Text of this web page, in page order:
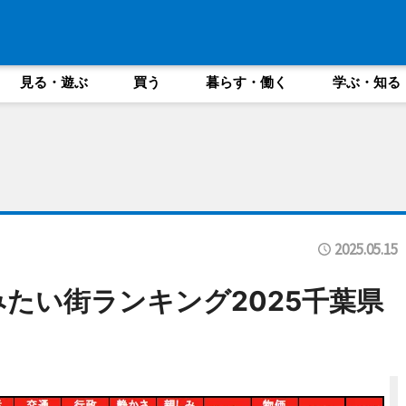
見る・遊ぶ 買う 暮らす・働く 学ぶ・知る
2025.05.15
い街ランキング2025千葉県